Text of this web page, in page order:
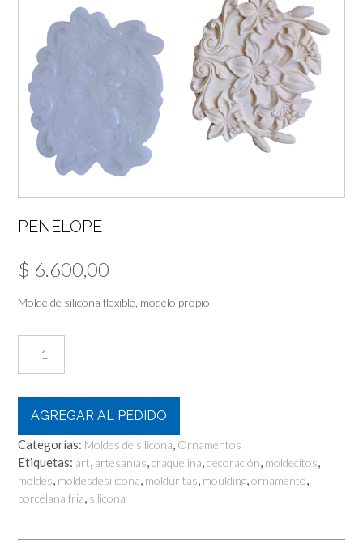
PENELOPE
$ 6.600,00
Molde de silicona flexible, modelo propio
cantidad
AGREGAR AL PEDIDO
Categorías: Moldes de silicona, Ornamentos
Etiquetas: art, artesanías,craquelina,decoración, moldecitos,
moldes, moldesdesilicona, molduritas, moulding,ornamento,
porcelana fria, silicona